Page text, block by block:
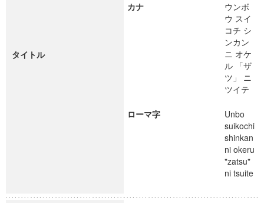
タイトル
カナ
ウンボ
ウ スイ
コチ シ
ンカン
ニ オケ
ル 「ザ
ツ」 ニ
ツイテ
ローマ字
Unbo
suikochi
shinkan
ni okeru
"zatsu"
ni tsuite